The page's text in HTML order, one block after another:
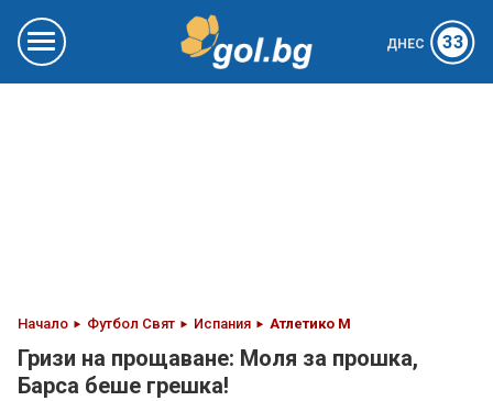
ДНЕС 33
Начало Футбол Свят Испания Атлетико М
Гризи на прощаване: Моля за прошка,
Барса беше грешка!